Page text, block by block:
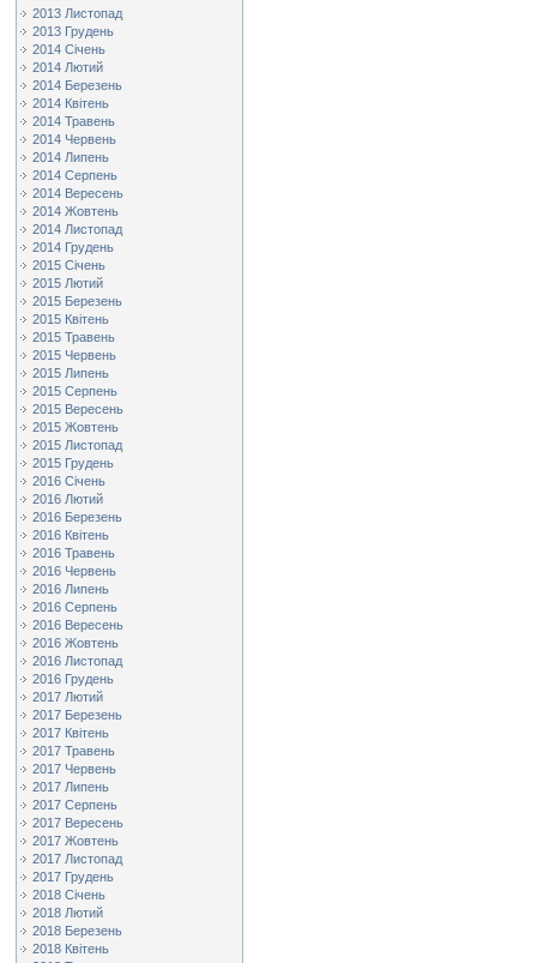
2013 Листопад
2013 Грудень
2014 Січень
2014 Лютий
2014 Березень
2014 Квітень
2014 Травень
2014 Червень
2014 Липень
2014 Серпень
2014 Вересень
2014 Жовтень
2014 Листопад
2014 Грудень
2015 Січень
2015 Лютий
2015 Березень
2015 Квітень
2015 Травень
2015 Червень
2015 Липень
2015 Серпень
2015 Вересень
2015 Жовтень
2015 Листопад
2015 Грудень
2016 Січень
2016 Лютий
2016 Березень
2016 Квітень
2016 Травень
2016 Червень
2016 Липень
2016 Серпень
2016 Вересень
2016 Жовтень
2016 Листопад
2016 Грудень
2017 Лютий
2017 Березень
2017 Квітень
2017 Травень
2017 Червень
2017 Липень
2017 Серпень
2017 Вересень
2017 Жовтень
2017 Листопад
2017 Грудень
2018 Січень
2018 Лютий
2018 Березень
2018 Квітень